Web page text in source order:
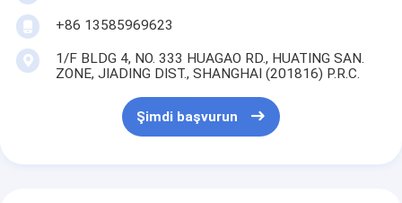
+86 13585969623
1/F BLDG 4, NO. 333 HUAGAO RD., HUATING SAN.
ZONE, JIADING DIST., SHANGHAI (201816) P.R.C.
Şimdi başvurun